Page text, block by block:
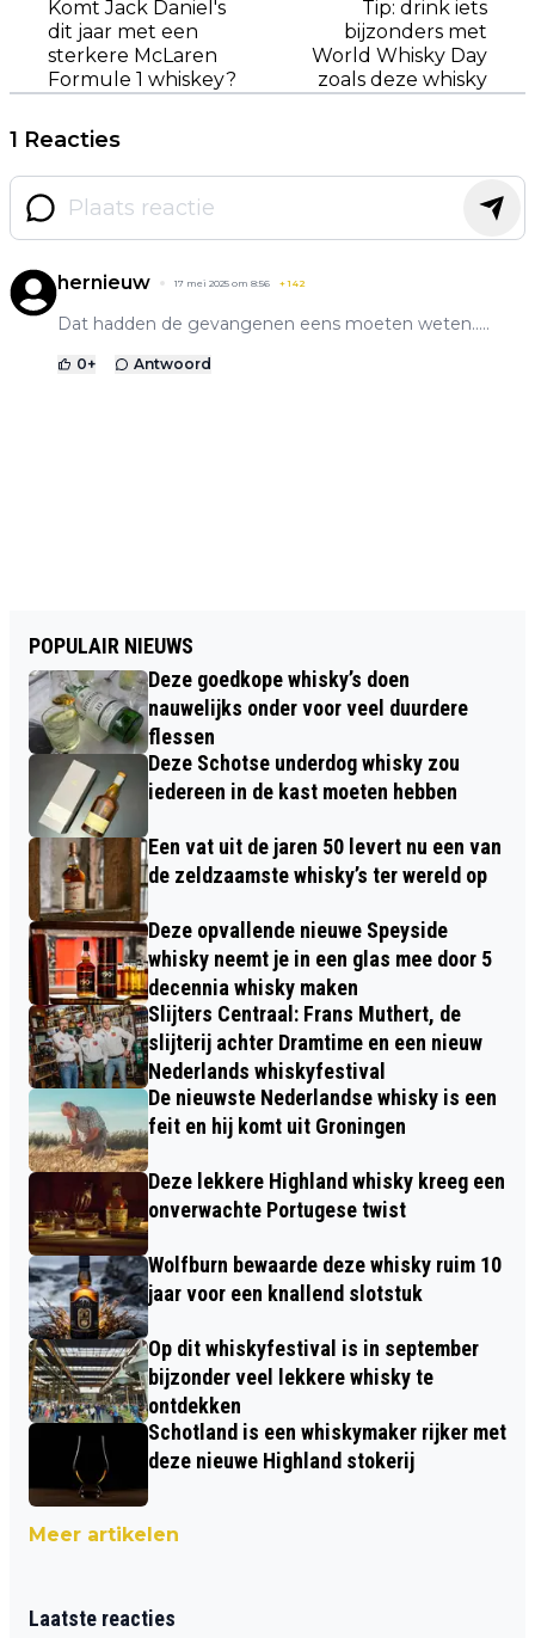
Komt Jack Daniel's
dit jaar met een
sterkere McLaren
Formule 1 whiskey?
Tip: drink iets
bijzonders met
World Whisky Day
zoals deze whisky
1 Reacties
hernieuw 17 mei 2025 om 8:56 +142
Dat hadden de gevangenen eens moeten weten.....
0+ Antwoord
POPULAIR NIEUWS
Deze goedkope whisky’s doen
nauwelijks onder voor veel duurdere
flessen
Deze Schotse underdog whisky zou
iedereen in de kast moeten hebben
Een vat uit de jaren 50 levert nu een van
de zeldzaamste whisky’s ter wereld op
Deze opvallende nieuwe Speyside
whisky neemt je in een glas mee door 5
decennia whisky maken
Slijters Centraal: Frans Muthert, de
slijterij achter Dramtime en een nieuw
Nederlands whiskyfestival
De nieuwste Nederlandse whisky is een
feit en hij komt uit Groningen
Deze lekkere Highland whisky kreeg een
onverwachte Portugese twist
Wolfburn bewaarde deze whisky ruim 10
jaar voor een knallend slotstuk
Op dit whiskyfestival is in september
bijzonder veel lekkere whisky te
ontdekken
Schotland is een whiskymaker rijker met
deze nieuwe Highland stokerij
Meer artikelen
Laatste reacties